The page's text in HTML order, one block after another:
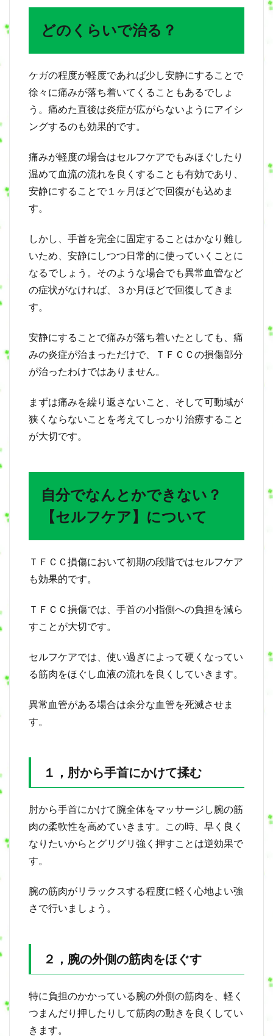
どのくらいで治る？
ケガの程度が軽度であれば少し安静にすることで
徐々に痛みが落ち着いてくることもあるでしょ
う。痛めた直後は炎症が広がらないようにアイシ
ングするのも効果的です。
痛みが軽度の場合はセルフケアでもみほぐしたり
温めて血流の流れを良くすることも有効であり、
安静にすることで１ヶ月ほどで回復がも込めま
す。
しかし、手首を完全に固定することはかなり難し
いため、安静にしつつ日常的に使っていくことに
なるでしょう。そのような場合でも異常血管など
の症状がなければ、３か月ほどで回復してきま
す。
安静にすることで痛みが落ち着いたとしても、痛
みの炎症が治まっただけで、ＴＦＣＣの損傷部分
が治ったわけではありません。
まずは痛みを繰り返さないこと、そして可動域が
狭くならないことを考えてしっかり治療すること
が大切です。
自分でなんとかできない？
【セルフケア】について
ＴＦＣＣ損傷において初期の段階ではセルフケア
も効果的です。
ＴＦＣＣ損傷では、手首の小指側への負担を減ら
すことが大切です。
セルフケアでは、使い過ぎによって硬くなってい
る筋肉をほぐし血液の流れを良くしていきます。
異常血管がある場合は余分な血管を死滅させま
す。
１，肘から手首にかけて揉む
肘から手首にかけて腕全体をマッサージし腕の筋
肉の柔軟性を高めていきます。この時、早く良く
なりたいからとグリグリ強く押すことは逆効果で
す。
腕の筋肉がリラックスする程度に軽く心地よい強
さで行いましょう。
２，腕の外側の筋肉をほぐす
特に負担のかかっている腕の外側の筋肉を、軽く
つまんだり押したりして筋肉の動きを良くしてい
きます。